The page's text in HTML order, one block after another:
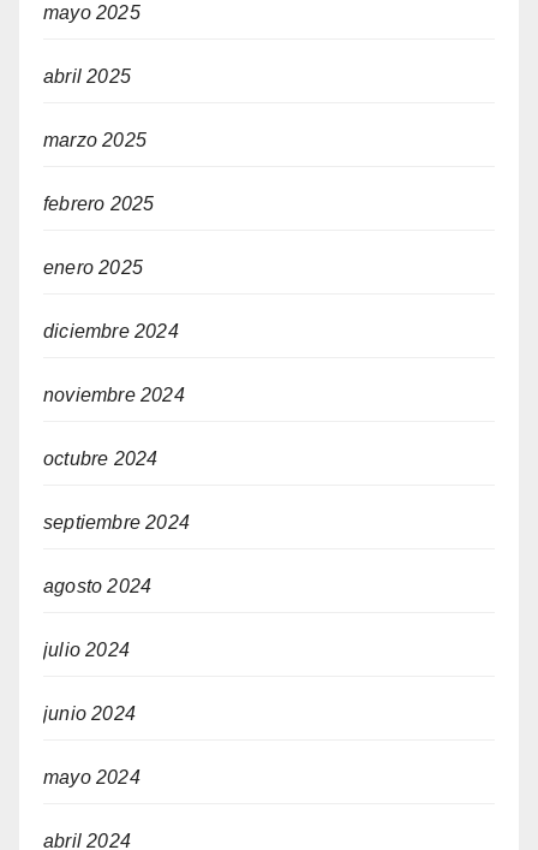
mayo 2025
abril 2025
marzo 2025
febrero 2025
enero 2025
diciembre 2024
noviembre 2024
octubre 2024
septiembre 2024
agosto 2024
julio 2024
junio 2024
mayo 2024
abril 2024